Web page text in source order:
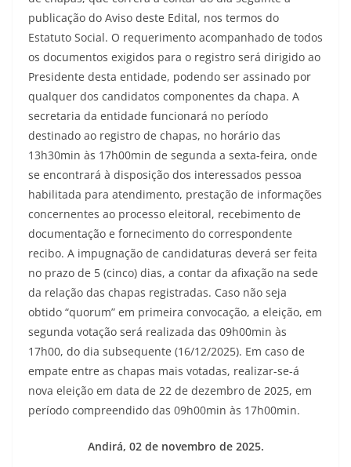
publicação do Aviso deste Edital, nos termos do
Estatuto Social. O requerimento acompanhado de todos
os documentos exigidos para o registro será dirigido ao
Presidente desta entidade, podendo ser assinado por
qualquer dos candidatos componentes da chapa. A
secretaria da entidade funcionará no período
destinado ao registro de chapas, no horário das
13h30min às 17h00min de segunda a sexta-feira, onde
se encontrará à disposição dos interessados pessoa
habilitada para atendimento, prestação de informações
concernentes ao processo eleitoral, recebimento de
documentação e fornecimento do correspondente
recibo. A impugnação de candidaturas deverá ser feita
no prazo de 5 (cinco) dias, a contar da afixação na sede
da relação das chapas registradas. Caso não seja
obtido “quorum” em primeira convocação, a eleição, em
segunda votação será realizada das 09h00min às
17h00, do dia subsequente (16/12/2025). Em caso de
empate entre as chapas mais votadas, realizar-se-á
nova eleição em data de 22 de dezembro de 2025, em
período compreendido das 09h00min às 17h00min.
Andirá, 02 de novembro de 2025.